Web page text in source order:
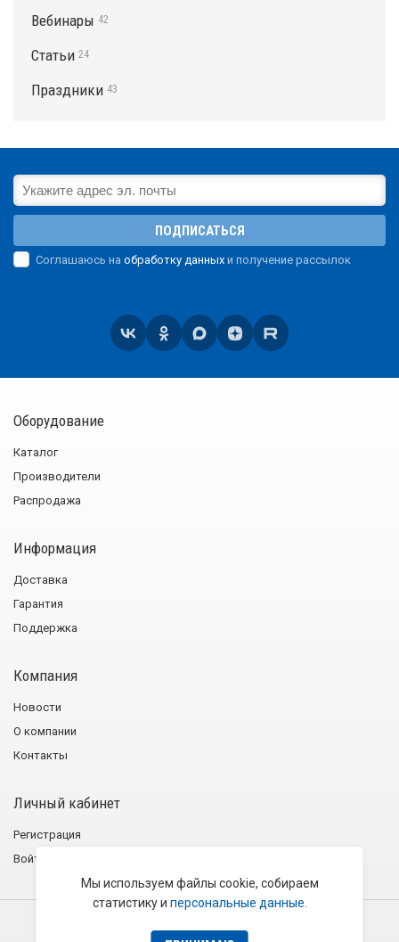
Вебинары 42
Статьи 24
Праздники 43
ПОДПИСАТЬСЯ
Соглашаюсь на обработку данных и получение рассылок
Оборудование
Каталог
Производители
Распродажа
Информация
Доставка
Гарантия
Поддержка
Компания
Новости
О компании
Контакты
Личный кабинет
Регистрация
Войти
2001−2026 © Группа компаний «Эликс»
Мы используем файлы cookie, собираем
статистику и персональные данные